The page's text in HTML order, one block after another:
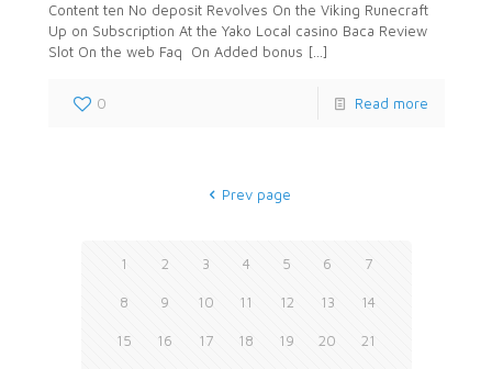
Content ten No deposit Revolves On the Viking Runecraft
Up on Subscription At the Yako Local casino Baca Review
Slot On the web Faq On Added bonus […]
0 Read more
Prev page
1 2 3 4 5 6 7
8 9 10 11 12 13 14
15 16 17 18 19 20 21